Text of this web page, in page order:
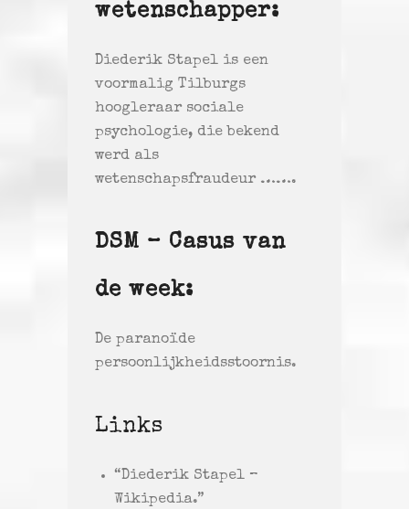
wetenschapper:
Diederik Stapel is een
voormalig Tilburgs
hoogleraar sociale
psychologie, die bekend
werd als
wetenschapsfraudeur …….
DSM – Casus van
de week:
De paranoïde
persoonlijkheidsstoornis.
Links
“Diederik Stapel –
Wikipedia.”